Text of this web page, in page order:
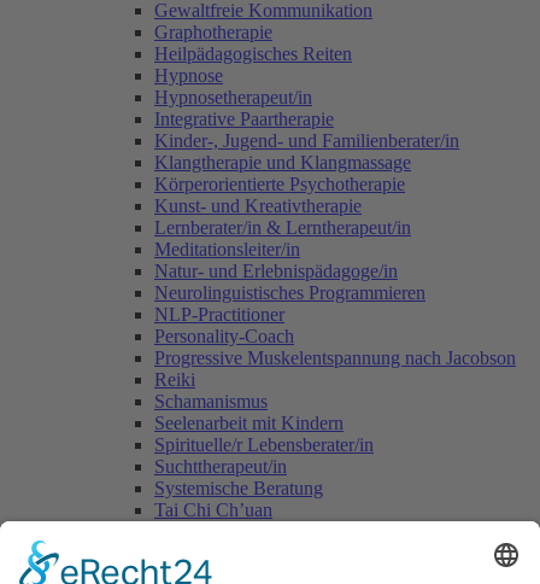
Gewaltfreie Kommunikation
Graphotherapie
Heilpädagogisches Reiten
Hypnose
Hypnosetherapeut/in
Integrative Paartherapie
Kinder-, Jugend- und Familienberater/in
Klangtherapie und Klangmassage
Körperorientierte Psychotherapie
Kunst- und Kreativtherapie
Lernberater/in & Lerntherapeut/in
Meditationsleiter/in
Natur- und Erlebnispädagoge/in
Neurolinguistisches Programmieren
NLP-Practitioner
Personality-Coach
Progressive Muskelentspannung nach Jacobson
Reiki
Schamanismus
Seelenarbeit mit Kindern
Spirituelle/r Lebensberater/in
Suchttherapeut/in
Systemische Beratung
Tai Chi Ch’uan
Voice Dialogue